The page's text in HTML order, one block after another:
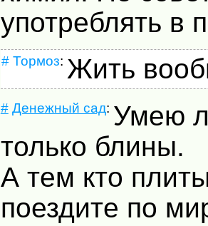
употреблять в
# Тормоз: Жить
# Денежный сад: Умею
только блины.
А тем кто
поездите по